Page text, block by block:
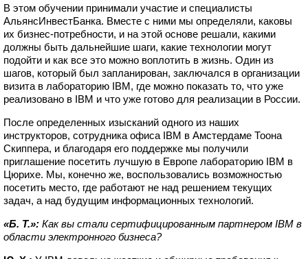
В этом обучении принимали участие и специалисты
АльянсИнвестБанка. Вместе с ними мы определяли, каковы
их бизнес-потребности, и на этой основе решали, какими
должны быть дальнейшие шаги, какие технологии могут
подойти и как все это можно воплотить в жизнь. Один из
шагов, который был запланирован, заключался в организации
визита в лабораторию IBM, где можно показать то, что уже
реализовано в IBM и что уже готово для реализации в России.
После определенных изысканий одного из наших
инструкторов, сотрудника офиса IBM в Амстердаме Тоона
Скиппера, и благодаря его поддержке мы получили
приглашение посетить лучшую в Европе лабораторию IBM в
Цюрихе. Мы, конечно же, воспользовались возможностью
посетить место, где работают не над решением текущих
задач, а над будущим информационных технологий.
«Б. Т.»: Как вы стали сертифицированным партнером IBM в
области электронного бизнеса?